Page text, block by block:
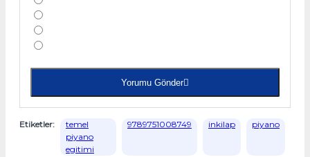
Yorumu Gönder
Etiketler:
temel
piyano
egitimi
9789751008749 inkilap piyano